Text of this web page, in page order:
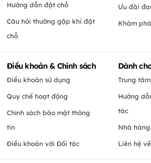
Hướng dẫn đặt chỗ
Câu hỏi thường gặp khi đặt
chỗ
Ưu đãi
Khám
Điều khoản & Chính sách
Điều khoản sử dụng
Quy chế hoạt động
Chính sách bảo mật thông
tin
Điều khoản với Đối tác
Dành
Trung
Hướng
tác
Nhà
Liên hệ